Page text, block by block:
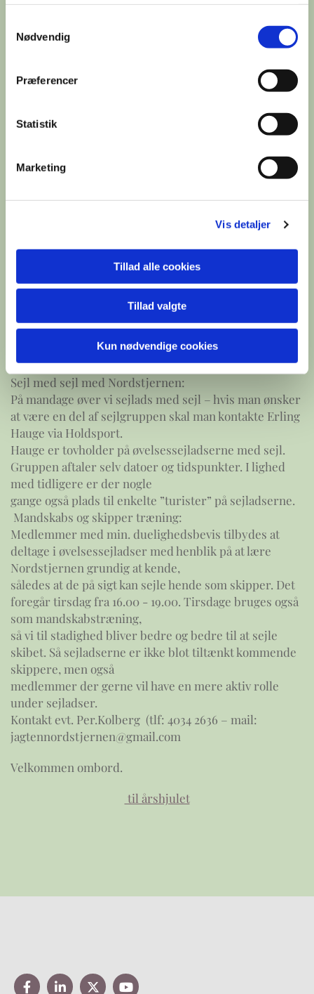
Nødvendig
Præferencer
Statistik
Marketing
Vis detaljer
Tillad alle cookies
Tillad valgte
Kun nødvendige cookies
Information om sejladser:
Madpakkesejladser :
En hyggelig klassiker, som vi gerne fortsætter med.
Sejladserne foregår typisk på onsdage kl. 17.00 - 21.00
(tidspunkterne kan blive
justeret). Den aktuelle skipper vil typisk være oplyst
og man kan kontakte vedkommende – hvis man er i
tvivl om, om der sejles.
Tilmelding på Holdsport.
Sejl med sejl med Nordstjernen:
På mandage øver vi sejlads med sejl – hvis man ønsker
at være en del af sejlgruppen skal man kontakte Erling
Hauge via Holdsport.
Hauge er tovholder på øvelsessejladserne med sejl.
Gruppen aftaler selv datoer og tidspunkter. I lighed
med tidligere er der nogle
gange også plads til enkelte ”turister” på sejladserne.
Mandskabs og skipper træning:
Medlemmer med min. duelighedsbevis tilbydes at
deltage i øvelsessejladser med henblik på at lære
Nordstjernen grundig at kende,
således at de på sigt kan sejle hende som skipper. Det
foregår tirsdag fra 16.00 - 19.00. Tirsdage bruges også
som mandskabstræning,
så vi til stadighed bliver bedre og bedre til at sejle
skibet. Så sejladserne er ikke blot tiltænkt kommende
skippere, men også
medlemmer der gerne vil have en mere aktiv rolle
under sejladser.
Kontakt evt. Per.Kolberg (tlf: 4034 2636 – mail:
jagtennordstjernen@gmail.com
Velkommen ombord.
til årshjulet